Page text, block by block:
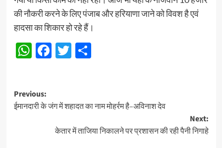
की नौकरी करने के लिए पंजाब और हरियाणा जाने को विवश है एवं
हादसा का शिकार हो रहे हैं।
WhatsApp
Facebook
Twitter
Share
Post
navigation
Previous:
ईमानदारी के जंग में शहादत का नाम मोहर्रम है–अविनाश देव
Next:
केतार में ताजिया निकालने पर प्रशासन की रही पैनी निगाहे